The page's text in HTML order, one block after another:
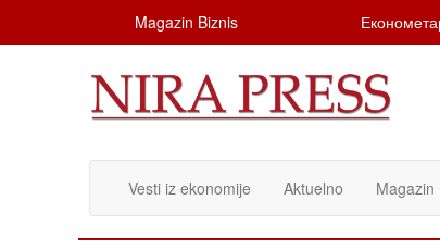
Magazin Biznis
Vesti iz ekonomije Aktuelno Magazin